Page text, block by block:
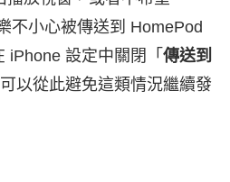
不小心被傳送到 HomePod
iPhone 設定中關閉「 傳送到
以從此避免這類情況繼續發